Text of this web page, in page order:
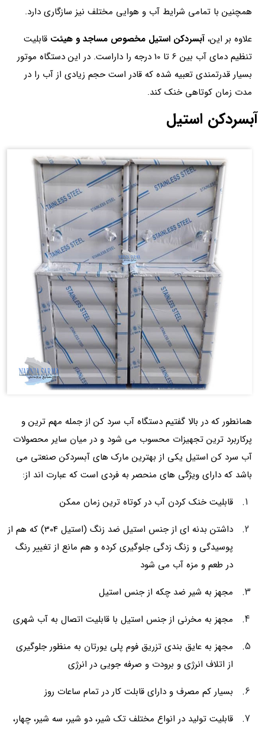
همچنین با تمامی شرایط آب و هوایی مختلف نیز سازگاری دارد.
علاوه بر این، آبسردکن استیل مخصوص مساجد و هیئت قابلیت
تنظیم دمای آب بین 6 تا 10 درجه را داراست. در این دستگاه موتور
بسیار قدرتمندی تعبیه شده که قادر است حجم زیادی از آب را در
مدت زمان کوتاهی خنک کند.
آبسردکن استیل
همانطور که در بالا گفتیم دستگاه آب سرد کن از جمله مهم ترین و
پرکاربرد ترین تجهیزات محسوب می شود و در میان سایر محصولات
آب سرد کن استیل یکی از بهترین مارک های آبسردکن صنعتی می
باشد که دارای ویژگی های منحصر به فردی است که عبارت اند از:
قابلیت خنک کردن آب در کوتاه ترین زمان ممکن
داشتن بدنه ای از جنس استیل ضد زنگ (استیل 304) که هم از
پوسیدگی و زنگ زدگی جلوگیری کرده و هم مانع از تغییر رنگ
در طعم و مزه آب می شود
مجهز به شیر ضد چکه از جنس استیل
مجهز به مخرنی از جنس استیل با قابلیت اتصال به آب شهری
مجهز به عایق بندی تزریق فوم پلی یورتان به منظور جلوگیری
از اتلاف انرژی و برودت و صرفه جویی در انرژی
بسیار کم مصرف و دارای قابلت کار در تمام ساعات روز
قابلیت تولید در انواع مختلف تک شیر، دو شیر، سه شیر، چهار،